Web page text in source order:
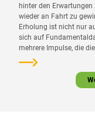
hinter den
wieder an Fahrt zu
Erholung ist nicht nur
sich auf
mehrere Impulse, die